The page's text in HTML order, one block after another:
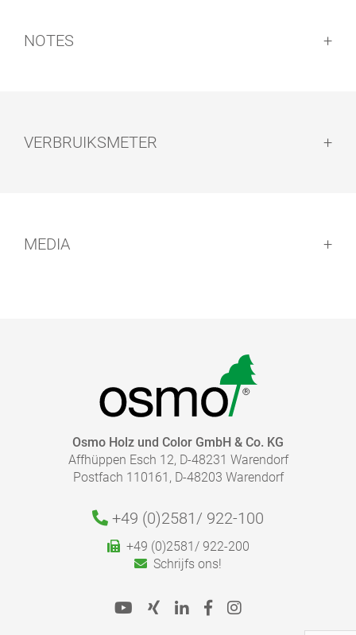
NOTES
VERBRUIKSMETER
Bereken snel en eenvoudig de juiste hoeveelheid die
nodig is voor uw project.
in onze productinformatiebladen.
Naar de Verbruiksmeter
MEDIA
BROCHURE - KLEUR EN BESCHERMING VOOR
Osmo Holz und Color GmbH & Co. KG
Affhüppen Esch 12, D-48231 Warendorf
Postfach 110161, D-48203 Warendorf
+49 (0)2581/ 922-100
+49 (0)2581/ 922-200
Schrijfs ons!